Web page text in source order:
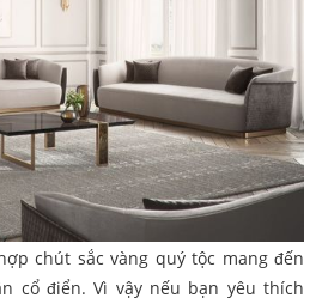
chút sắc vàng quý tộc mang đến
cổ điển. Vì vậy nếu bạn yêu thích